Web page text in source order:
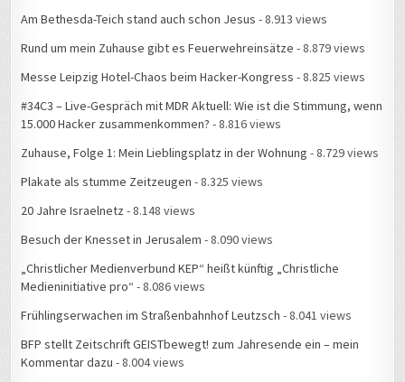
Am Bethesda-Teich stand auch schon Jesus - 8.913 views
Rund um mein Zuhause gibt es Feuerwehreinsätze - 8.879 views
Messe Leipzig Hotel-Chaos beim Hacker-Kongress - 8.825 views
#34C3 – Live-Gespräch mit MDR Aktuell: Wie ist die Stimmung, wenn
15.000 Hacker zusammenkommen? - 8.816 views
Zuhause, Folge 1: Mein Lieblingsplatz in der Wohnung - 8.729 views
Plakate als stumme Zeitzeugen - 8.325 views
20 Jahre Israelnetz - 8.148 views
Besuch der Knesset in Jerusalem - 8.090 views
„Christlicher Medienverbund KEP“ heißt künftig „Christliche
Medieninitiative pro“ - 8.086 views
Frühlingserwachen im Straßenbahnhof Leutzsch - 8.041 views
BFP stellt Zeitschrift GEISTbewegt! zum Jahresende ein – mein
Kommentar dazu - 8.004 views